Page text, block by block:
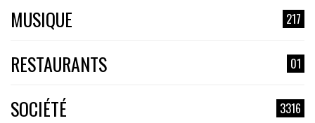
MUSIQUE 217
RESTAURANTS 01
SOCIÉTÉ 3316